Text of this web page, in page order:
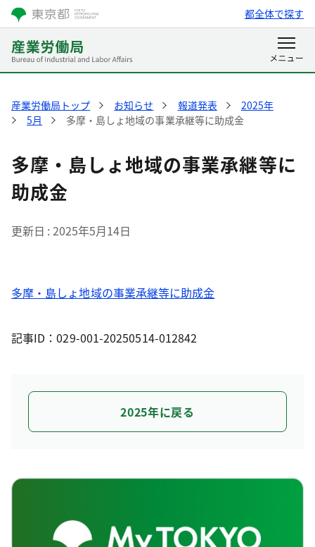
都全体で探す
産業労働局トップ お知らせ 報道発表
2025年
5月
多摩・島しょ地域の事業承継等に助成金
多摩・島しょ地域の事業承継等に
助成金
更新日 2025年5月14日
多摩・島しょ地域の事業承継等に助成金
記事ID：029-001-20250514-012842
2025年に戻る